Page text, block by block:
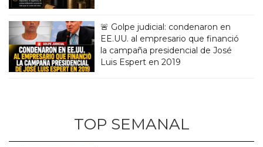
🚨 Golpe judicial: condenaron en
EE.UU. al empresario que financió
la campaña presidencial de José
Luis Espert en 2019
TOP SEMANAL